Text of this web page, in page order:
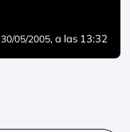
30/05/2005, a las 13:32